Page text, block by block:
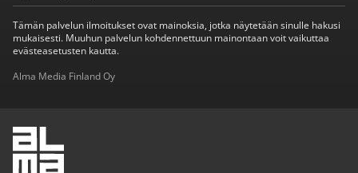
Tämän palvelun ilmoitukset ovat mainoksia, jotka näytetään sinulle hakusi
mukaisesti. Muuhun palvelun kohdennettuun mainontaan voit vaikuttaa
evästeasetusten kautta.
Alma Media Finland Oy